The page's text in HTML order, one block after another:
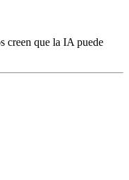
creen que la IA puede